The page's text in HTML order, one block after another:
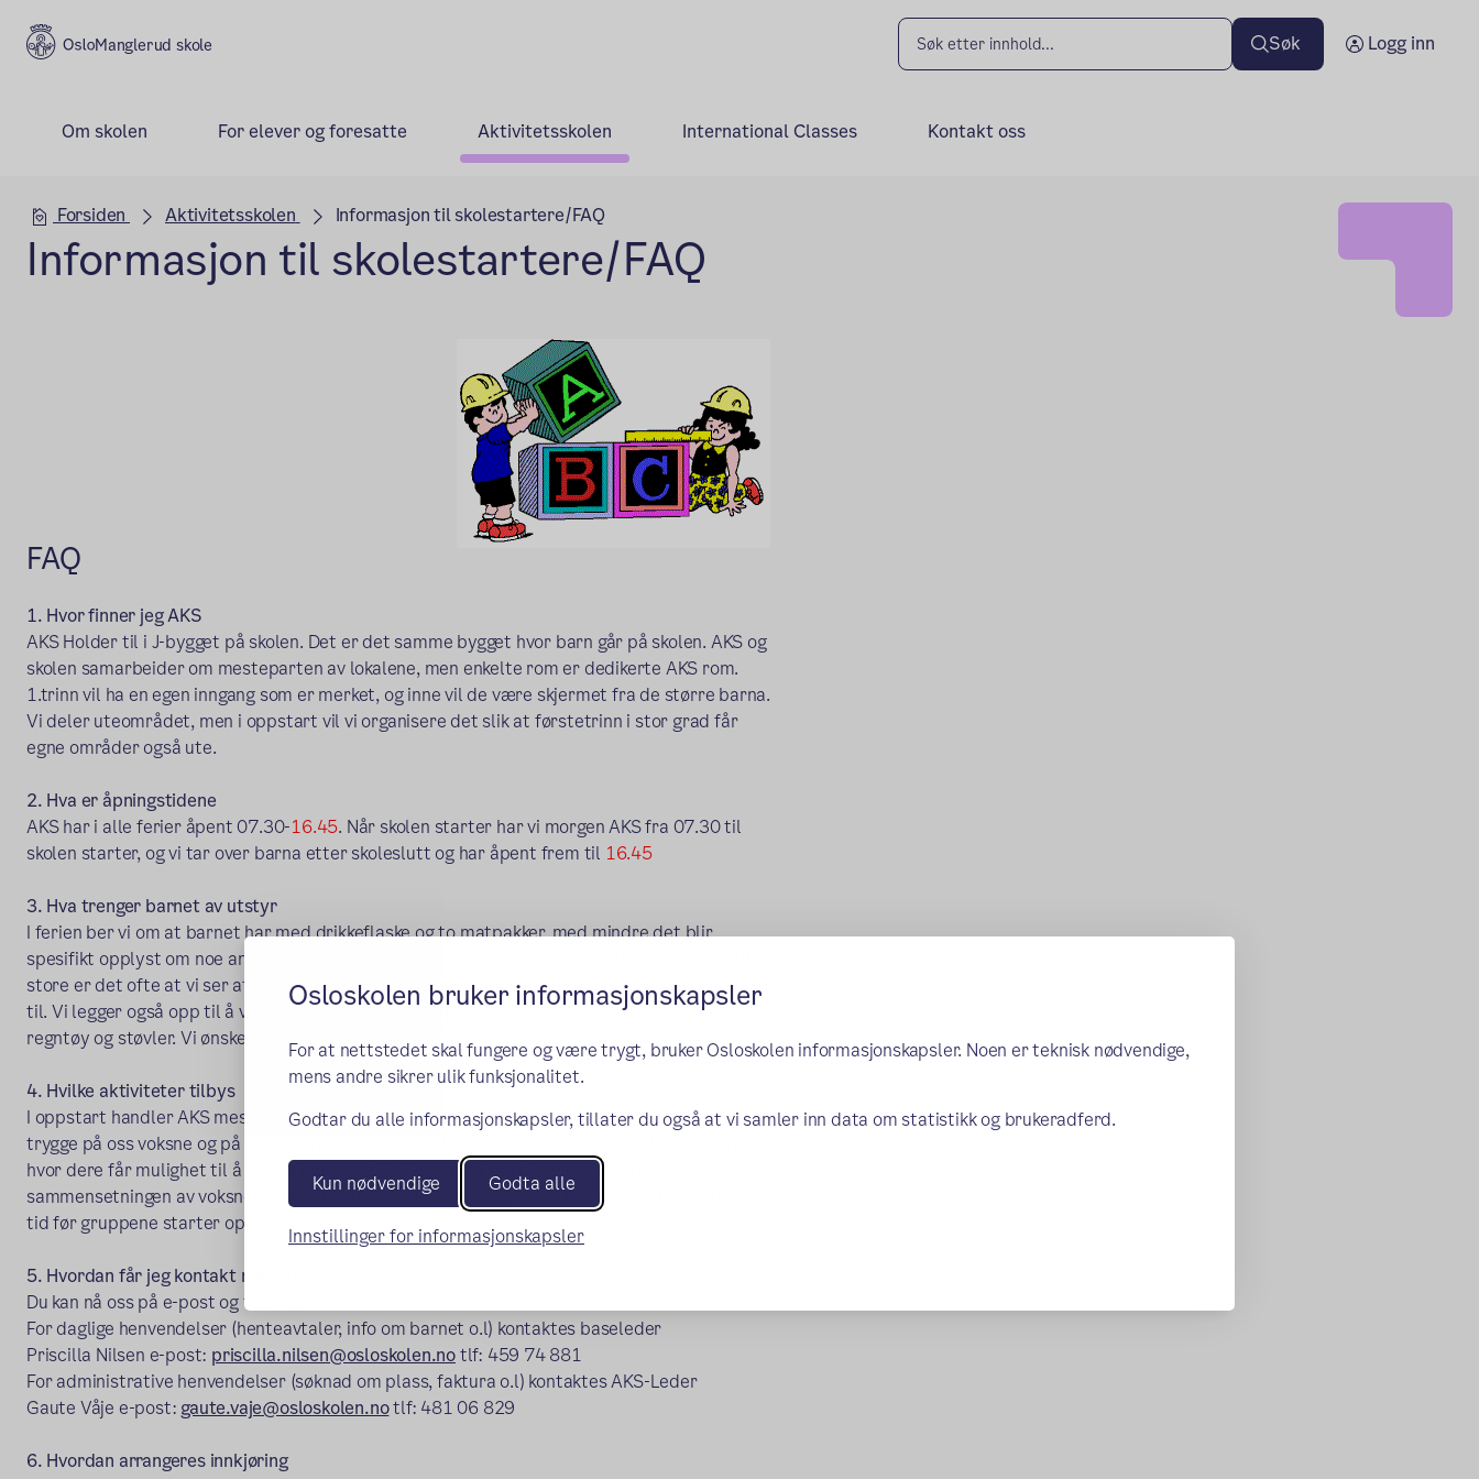
Osloskolen bruker informasjonskapsler
For at nettstedet skal fungere og være trygt, bruker Osloskolen informasjonskapsler. Noen er teknisk nødvendige,
mens andre sikrer ulik funksjonalitet.
Godtar du alle informasjonskapsler, tillater du også at vi samler inn data om statistikk og brukeradferd.
Kun nødvendige Godta alle
Innstillinger for informasjonskapsler
Manglerud skole Søk Logg inn
Om skolen For elever og foresatte Aktivitetsskolen International Classes Kontakt oss
Hovedseksjon
Forsiden Aktivitetsskolen Informasjon til skolestartere/FAQ
Informasjon til skolestartere/FAQ
FAQ
1. Hvor finner jeg AKS
AKS Holder til i J-bygget på skolen. Det er det samme bygget hvor barn går på skolen. AKS og
skolen samarbeider om mesteparten av lokalene, men enkelte rom er dedikerte AKS rom.
1.trinn vil ha en egen inngang som er merket, og inne vil de være skjermet fra de større barna.
Vi deler uteområdet, men i oppstart vil vi organisere det slik at førstetrinn i stor grad får
egne områder også ute.
2. Hva er åpningstidene
AKS har i alle ferier åpent 07.30-16.45. Når skolen starter har vi morgen AKS fra 07.30 til
skolen starter, og vi tar over barna etter skoleslutt og har åpent frem til 16.45
3. Hva trenger barnet av utstyr
I ferien ber vi om at barnet har med drikkeflaske og to matpakker, med mindre det blir
spesifikt opplyst om noe annet. Det er også lurt å ha med skiftetøy, for selv om barna er blitt
store er det ofte at vi ser at det kan være uhell i starten når det er mye nytt å forholde seg
til. Vi legger også opp til å være noe ute hver dag, selv om det regner, så det er lurt med
regntøy og støvler. Vi ønsker ikke at barna medbringer egne leker eller kosedyr.
4. Hvilke aktiviteter tilbys
I oppstart handler AKS mest om å bli kjent med skolen og nærområdet. Barna får tid til å bli
trygge på oss voksne og på hverandre. Etter høstferien starter vi opp med aktivitetsgrupper,
hvor dere får mulighet til å melde barna på. Hvilke kurs vi kan tilby avhenger litt av
sammensetningen av voksne og hvordan barnegruppen er, så dette kommer vi tilbake til i god
tid før gruppene starter opp.
5. Hvordan får jeg kontakt med AKS
Du kan nå oss på e-post og telefon.
For daglige henvendelser (henteavtaler, info om barnet o.l) kontaktes baseleder
Priscilla Nilsen e-post: priscilla.nilsen@osloskolen.notlf: 459 74 881
For administrative henvendelser (søknad om plass, faktura o.l) kontaktes AKS-Leder
Gaute Våje e-post: gaute.vaje@osloskolen.notlf: 481 06 829
6. Hvordan arrangeres innkjøring